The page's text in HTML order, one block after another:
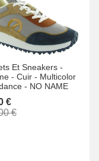
Et Sneakers -
- Cuir - Multicolor
- NO NAME
€
€